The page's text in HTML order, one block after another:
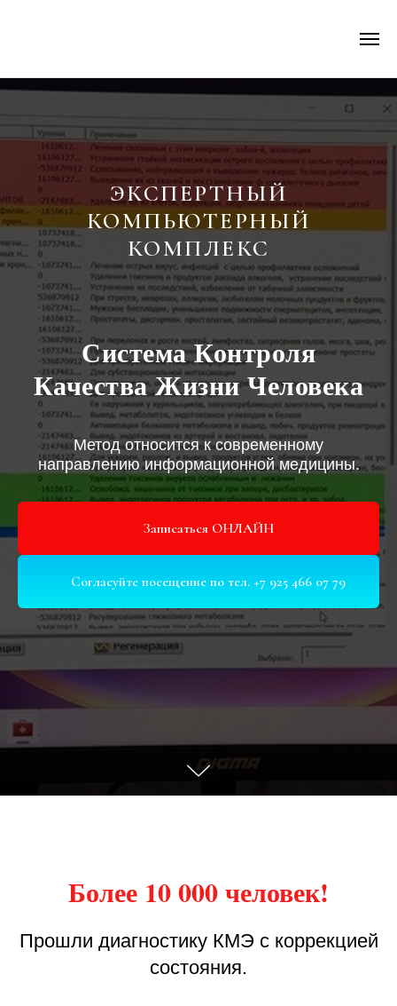
ЭКСПЕРТНЫЙ
КОМПЬЮТЕРНЫЙ
КОМПЛЕКС
Система Контроля
Качества Жизни Человека
Метод относится к современному
направлению информационной медицины.
Записаться ОНЛАЙН
Согласуйте посещение по тел. +7 925 466 07 79
Более 10 000 человек!
Прошли диагностику КМЭ с коррекцией
состояния.